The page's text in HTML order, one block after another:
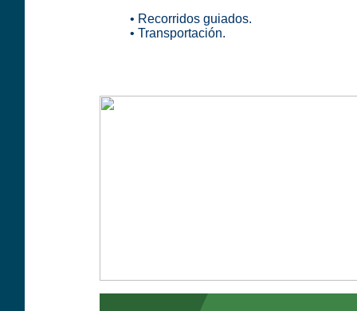
• Recorridos guiados.
• Transportación.